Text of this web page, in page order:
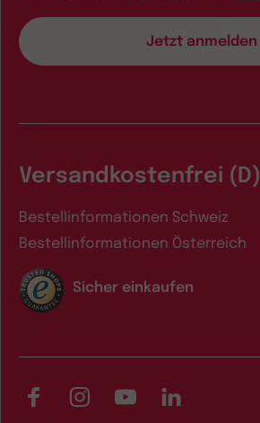
Versandkostenfrei (D)
Bestellinformationen Schweiz
Bestellinformationen Österreich
Sicher einkaufen
FacebookInstagramYouTubeLinkedIn